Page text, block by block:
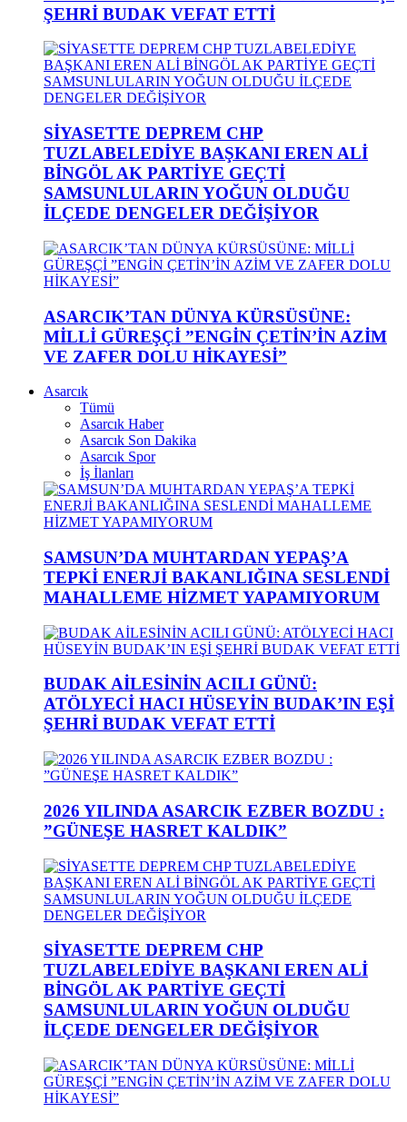
ŞEHRİ BUDAK VEFAT ETTİ
SİYASETTE DEPREM CHP
TUZLABELEDİYE BAŞKANI EREN ALİ
BİNGÖL AK PARTİYE GEÇTİ
SAMSUNLULARIN YOĞUN OLDUĞU
İLÇEDE DENGELER DEĞİŞİYOR
ASARCIK’TAN DÜNYA KÜRSÜSÜNE:
MİLLİ GÜREŞÇİ ”ENGİN ÇETİN’İN AZİM
VE ZAFER DOLU HİKAYESİ”
Asarcık
Tümü
Asarcık Haber
Asarcık Son Dakika
Asarcık Spor
İş İlanları
SAMSUN’DA MUHTARDAN YEPAŞ’A
TEPKİ ENERJİ BAKANLIĞINA SESLENDİ
MAHALLEME HİZMET YAPAMIYORUM
BUDAK AİLESİNİN ACILI GÜNÜ:
ATÖLYECİ HACI HÜSEYİN BUDAK’IN EŞİ
ŞEHRİ BUDAK VEFAT ETTİ
2026 YILINDA ASARCIK EZBER BOZDU :
”GÜNEŞE HASRET KALDIK”
SİYASETTE DEPREM CHP
TUZLABELEDİYE BAŞKANI EREN ALİ
BİNGÖL AK PARTİYE GEÇTİ
SAMSUNLULARIN YOĞUN OLDUĞU
İLÇEDE DENGELER DEĞİŞİYOR